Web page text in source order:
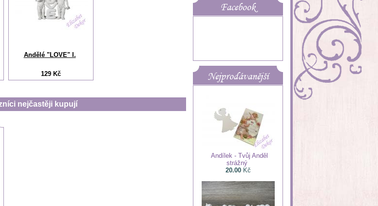
Andělé "LOVE" I.
129 Kč
nejčastěji kupují
Facebook
Nejprodávanější
Andílek - Tvůj Anděl
strážný
20.00Kč